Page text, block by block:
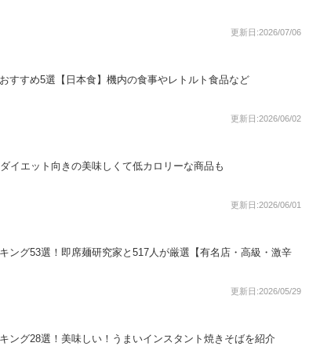
更新日:2026/07/06
すすめ5選【日本食】機内の食事やレトルト食品など
更新日:2026/06/02
イエット向きの美味しくて低カロリーな商品も
更新日:2026/06/01
ング53選！即席麺研究家と517人が厳選【有名店・高級・激辛
更新日:2026/05/29
ング28選！美味しい！うまいインスタント焼きそばを紹介